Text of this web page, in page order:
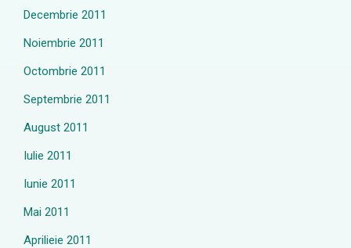
Decembrie 2011
Noiembrie 2011
Octombrie 2011
Septembrie 2011
August 2011
Iulie 2011
Iunie 2011
Mai 2011
Aprilieie 2011